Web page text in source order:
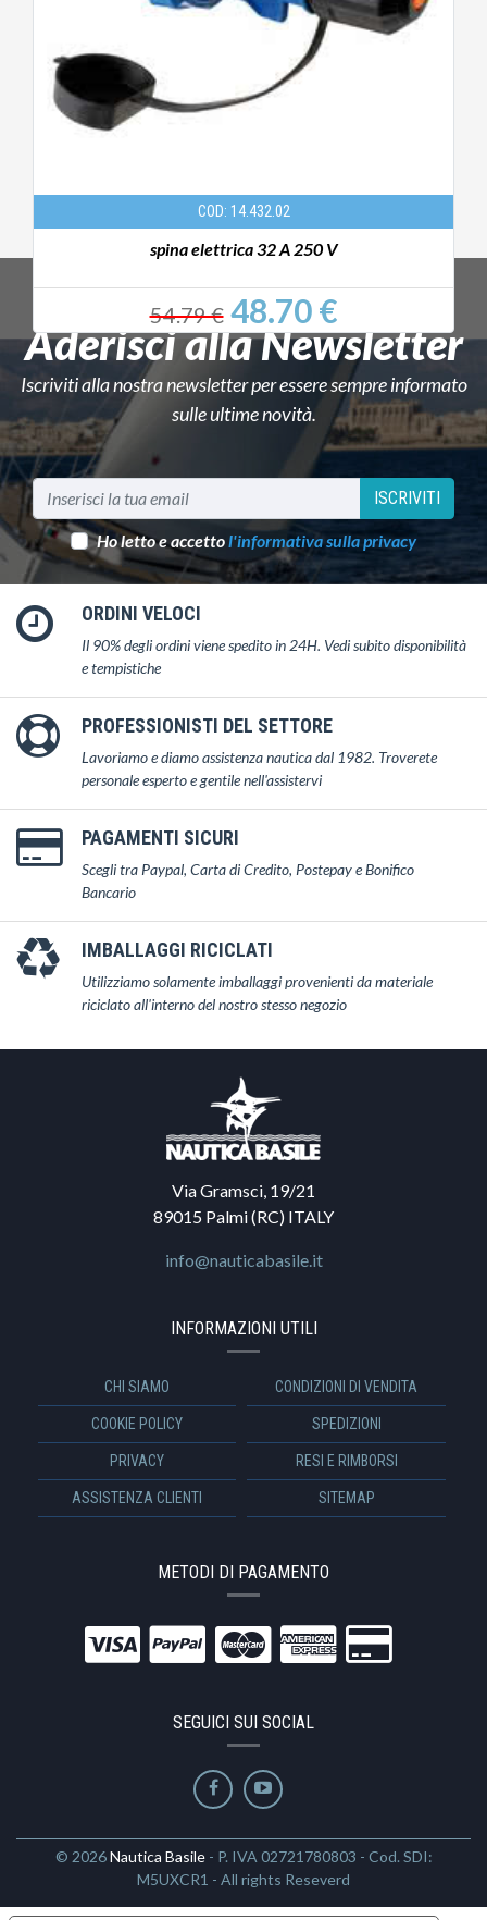
COD: 14.432.02
spina elettrica 32 A 250 V
54.79 €48.70 €
Aderisci alla Newsletter
Iscriviti alla nostra newsletter per essere sempre informato
sulle ultime novità.
ISCRIVITI
Ho letto e accettol'informativa sulla privacy
ORDINI VELOCI
Il 90% degli ordini viene spedito in 24H. Vedi subito disponibilità
e tempistiche
PROFESSIONISTI DEL SETTORE
Lavoriamo e diamo assistenza nautica dal 1982. Troverete
personale esperto e gentile nell'assistervi
PAGAMENTI SICURI
Scegli tra Paypal, Carta di Credito, Postepay e Bonifico
Bancario
IMBALLAGGI RICICLATI
Utilizziamo solamente imballaggi provenienti da materiale
riciclato all'interno del nostro stesso negozio
Via Gramsci, 19/21
89015 Palmi (RC) ITALY
info@nauticabasile.it
INFORMAZIONI UTILI
CHI SIAMO CONDIZIONI DI VENDITA
COOKIE POLICY SPEDIZIONI
PRIVACY RESI E RIMBORSI
ASSISTENZA CLIENTI SITEMAP
METODI DI PAGAMENTO
SEGUICI SUI SOCIAL
© 2026Nautica Basile- P. IVA 02721780803 - Cod. SDI:
M5UXCR1 - All rights Reseverd